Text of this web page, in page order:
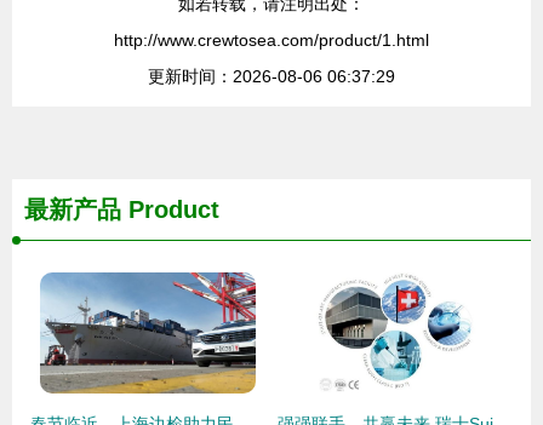
http://www.crewtosea.com/product/1.html
更新时间：2026-08-06 06:37:29
最新产品 Product